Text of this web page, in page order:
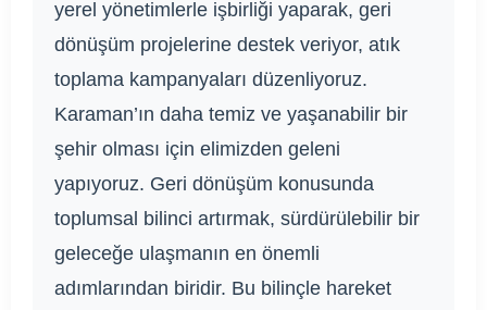
yerel yönetimlerle işbirliği yaparak, geri
dönüşüm projelerine destek veriyor, atık
toplama kampanyaları düzenliyoruz.
Karaman’ın daha temiz ve yaşanabilir bir
şehir olması için elimizden geleni
yapıyoruz. Geri dönüşüm konusunda
toplumsal bilinci artırmak, sürdürülebilir bir
geleceğe ulaşmanın en önemli
adımlarından biridir. Bu bilinçle hareket